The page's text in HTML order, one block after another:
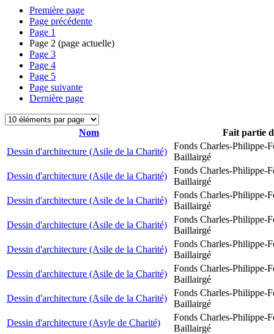
Première page
Page précédente
Page 1
Page 2 (page actuelle)
Page 3
Page 4
Page 5
Page suivante
Dernière page
Nom
Fait partie
Dessin d'architecture (Asile de la Charité)
Fonds Charles-Philippe-
Baillairgé
Dessin d'architecture (Asile de la Charité)
Fonds Charles-Philippe-
Baillairgé
Dessin d'architecture (Asile de la Charité)
Fonds Charles-Philippe-
Baillairgé
Dessin d'architecture (Asile de la Charité)
Fonds Charles-Philippe-
Baillairgé
Dessin d'architecture (Asile de la Charité)
Fonds Charles-Philippe-
Baillairgé
Dessin d'architecture (Asile de la Charité)
Fonds Charles-Philippe-
Baillairgé
Dessin d'architecture (Asile de la Charité)
Fonds Charles-Philippe-
Baillairgé
Dessin d'architecture (Asyle de Charité)
Fonds Charles-Philippe-
Baillairgé